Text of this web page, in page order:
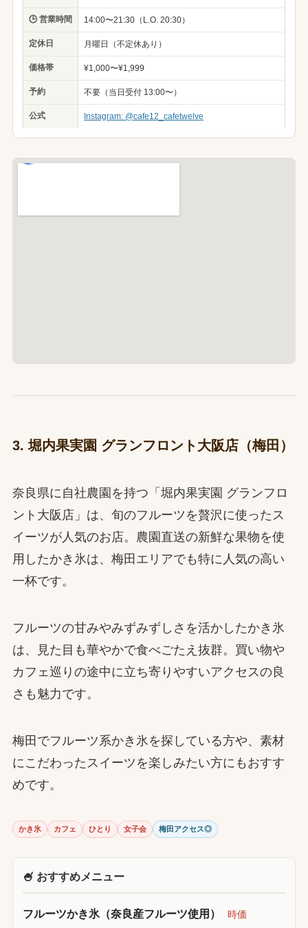
🕒 営業時間 14:00〜21:30（L.O. 20:30）
定休日 月曜日（不定休あり）
価格帯 ¥1,000〜¥1,999
予約 不要（当日受付 13:00〜）
公式 Instagram: @cafe12_cafetwelve
3. 堀内果実園 グランフロント大阪店（梅田）
奈良県に自社農園を持つ「堀内果実園 グランフロ
ント大阪店」は、旬のフルーツを贅沢に使ったス
イーツが人気のお店。農園直送の新鮮な果物を使
用したかき氷は、梅田エリアでも特に人気の高い
一杯です。
フルーツの甘みやみずみずしさを活かしたかき氷
は、見た目も華やかで食べごたえ抜群。買い物や
カフェ巡りの途中に立ち寄りやすいアクセスの良
さも魅力です。
梅田でフルーツ系かき氷を探している方や、素材
にこだわったスイーツを楽しみたい方にもおすす
めです。
かき氷 カフェ ひとり 女子会 梅田アクセス◎
🍧 おすすめメニュー
フルーツかき氷（奈良産フルーツ使用） 時価